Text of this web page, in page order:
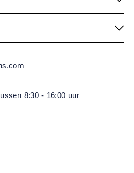
8:30 - 16:00 uur